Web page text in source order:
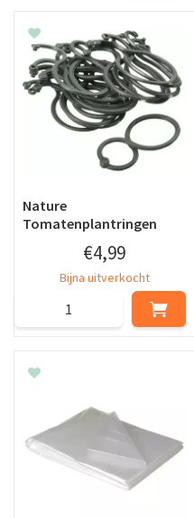
Nature
Tomatenplantringen
€4,99
Bijna uitverkocht